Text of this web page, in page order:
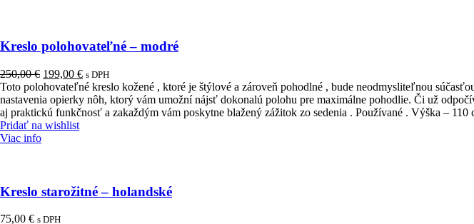
Kreslo polohovateľné – modré
250,00€ Pôvodná
cena
bola:
250,00 €.
199,00 €Aktuálna
cena
je:
199,00 €.
s DPH
Toto polohovateľné kreslo kožené , ktoré je štýlové a zároveň pohodlné , bude neodmysliteľnou
nastavenia opierky nôh, ktorý vám umožní nájsť dokonalú polohu pre maximálne pohodlie. Či už
aj praktickú funkčnosť a zakaždým vám poskytne blažený zážitok zo sedenia . Používané . Výška –
Pridať na wishlist
Viac info
Kreslo starožitné – holandské
75,00 € s DPH